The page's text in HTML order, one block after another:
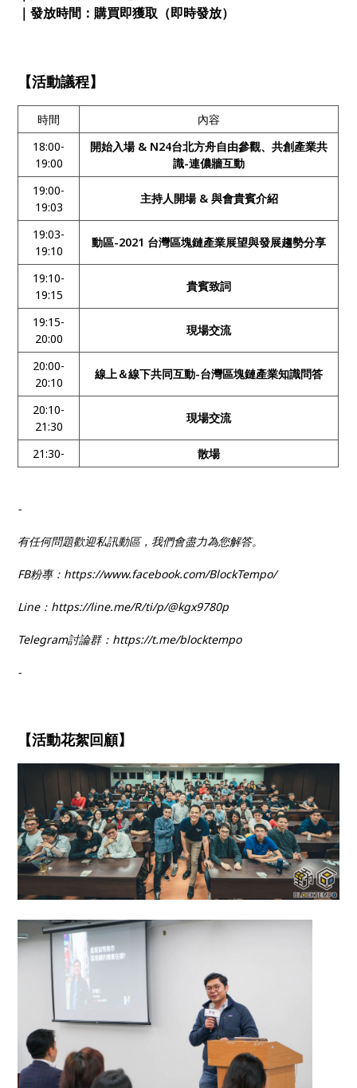
｜發放時間：購買即獲取（即時發放）
【活動議程】
時間
內容
18:00-
19:00
開始入場 & N24台北方舟自由參觀、共創產業共
識-連儂牆互動
19:00-
19:03
主持人開場 & 與會貴賓介紹
19:03-
19:10
動區-2021 台灣區塊鏈產業展望與發展趨勢分享
19:10-
19:15
貴賓致詞
19:15-
20:00
現場交流
20:00-
20:10
線上＆線下共同互動-台灣區塊鏈產業知識問答
20:10-
21:30
現場交流
21:30- 散場
-
有任何問題歡迎私訊動區，我們會盡力為您解答。
FB粉專：https://www.facebook.com/BlockTempo/
Line：https://line.me/R/ti/p/@kgx9780p
Telegram討論群：https://t.me/blocktempo
-
【活動花絮回顧】